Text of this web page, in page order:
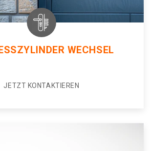
WECHSEL
JETZT KONTAKTIEREN